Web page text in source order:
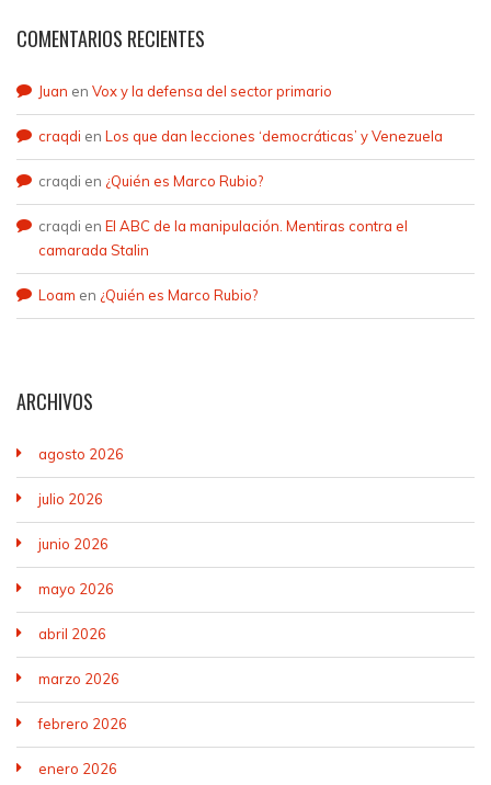
COMENTARIOS RECIENTES
Juan en Vox y la defensa del sector primario
craqdi en Los que dan lecciones ‘democráticas’ y Venezuela
craqdi en ¿Quién es Marco Rubio?
craqdi en El ABC de la manipulación. Mentiras contra el
camarada Stalin
Loam en ¿Quién es Marco Rubio?
ARCHIVOS
agosto 2026
julio 2026
junio 2026
mayo 2026
abril 2026
marzo 2026
febrero 2026
enero 2026